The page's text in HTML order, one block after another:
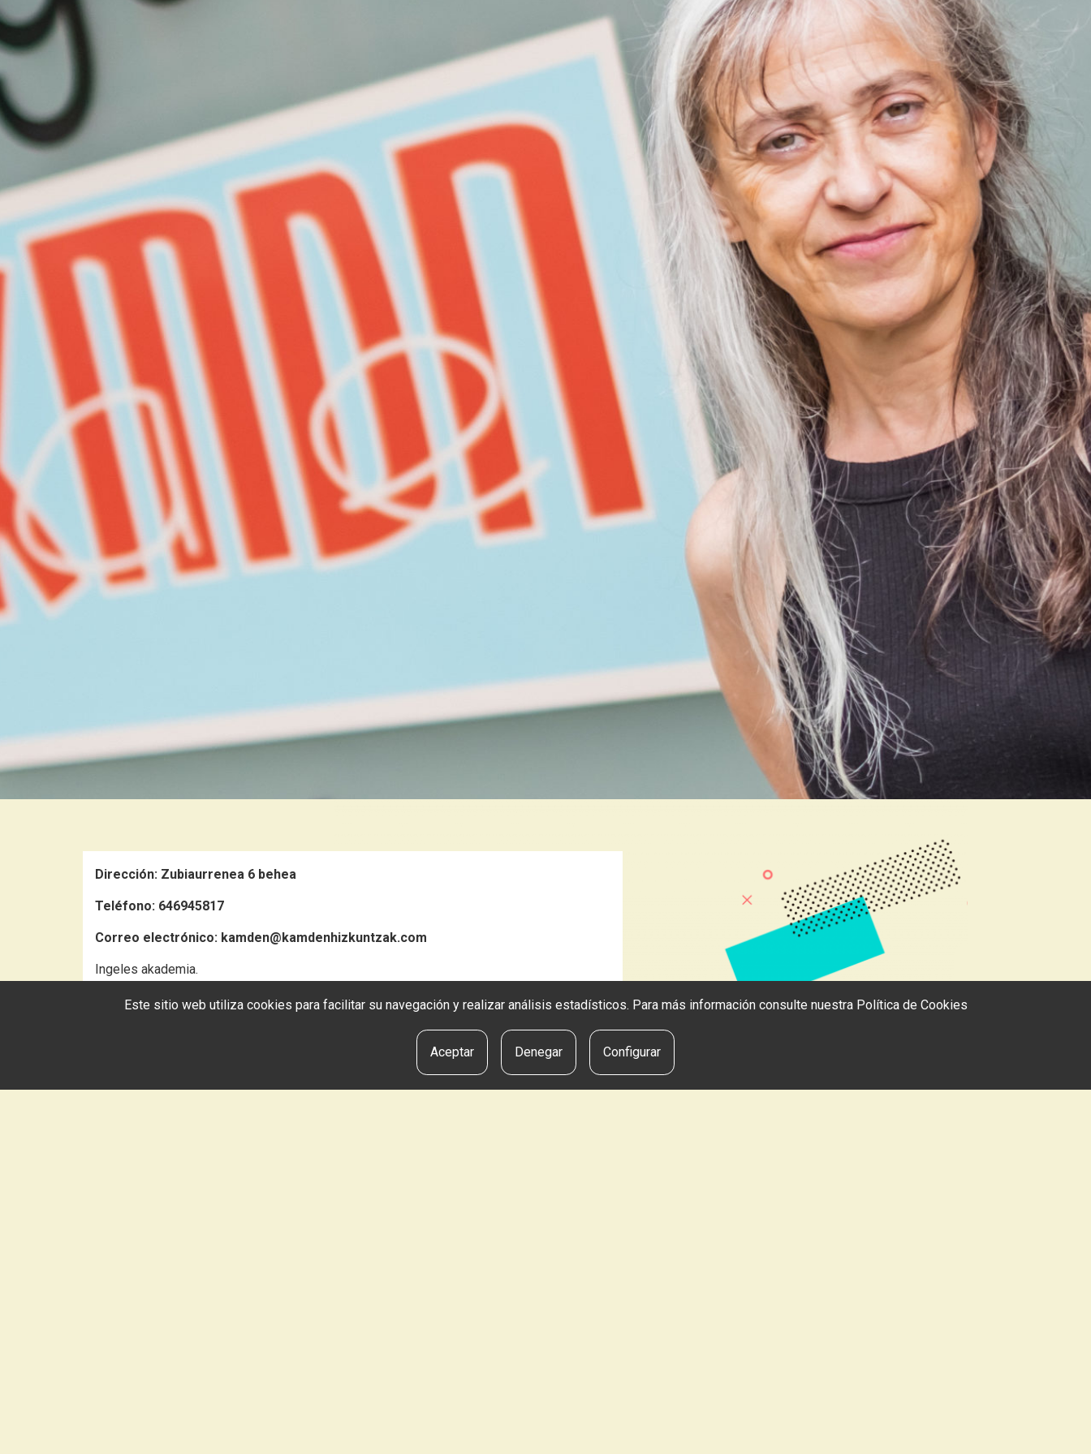
Dirección: Zubiaurrenea 6 behea
Teléfono: 646945817
Correo electrónico: kamden@kamdenhizkuntzak.com
Ingeles akademia.
NUESTRA OFERTA
Este sitio web utiliza cookies para facilitar su navegación y realizar análisis estadísticos. Para más información consulte nuestra Política de Cookies
Aceptar Denegar Configurar